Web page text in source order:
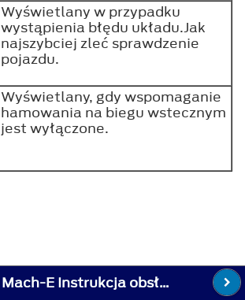
Wyświetlany w przypadku
wystąpienia błędu układu.Jak
najszybciej zleć sprawdzenie
pojazdu.
Wyświetlany, gdy wspomaganie
hamowania na biegu wstecznym
jest wyłączone.
Mustang Mach-E Instrukcja obsługi